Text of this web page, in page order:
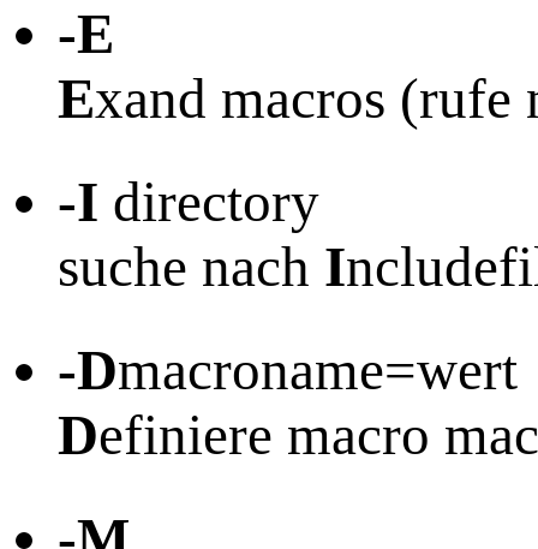
-E
Exand macros (rufe
-I directory
suche nach I
-Dmacroname=wert
Definiere macro